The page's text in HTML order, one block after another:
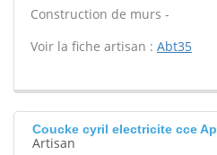
Construction de murs -
Voir la fiche artisan : Abt35
Coucke cyril electricite cce
Artisan